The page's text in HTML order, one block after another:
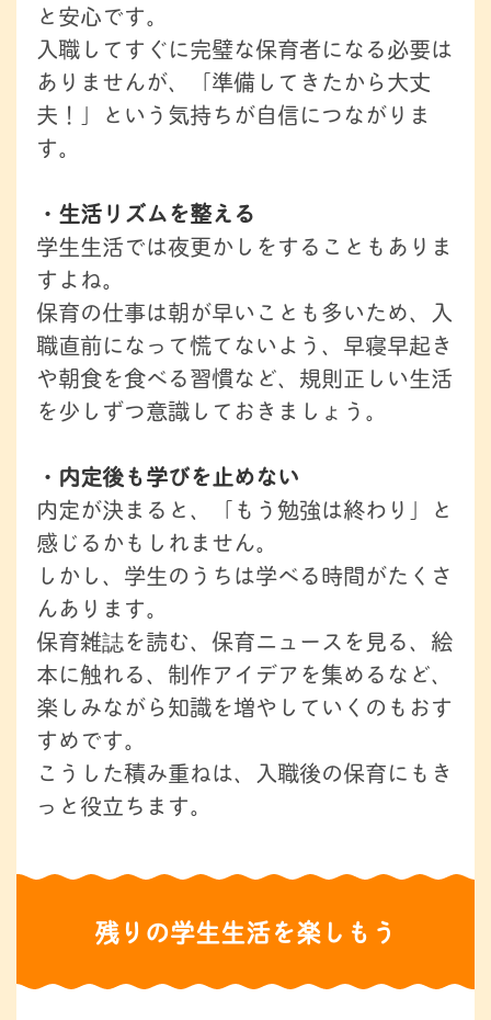
と安心です。
入職してすぐに完璧な保育者になる必要は
ありませんが、「準備してきたから大丈
夫！」という気持ちが自信につながりま
す。
・生活リズムを整える
学生生活では夜更かしをすることもありま
すよね。
保育の仕事は朝が早いことも多いため、入
職直前になって慌てないよう、早寝早起き
や朝食を食べる習慣など、規則正しい生活
を少しずつ意識しておきましょう。
・内定後も学びを止めない
内定が決まると、「もう勉強は終わり」と
感じるかもしれません。
しかし、学生のうちは学べる時間がたくさ
んあります。
保育雑誌を読む、保育ニュースを見る、絵
本に触れる、制作アイデアを集めるなど、
楽しみながら知識を増やしていくのもおす
すめです。
こうした積み重ねは、入職後の保育にもき
っと役立ちます。
残りの学生生活を楽しもう